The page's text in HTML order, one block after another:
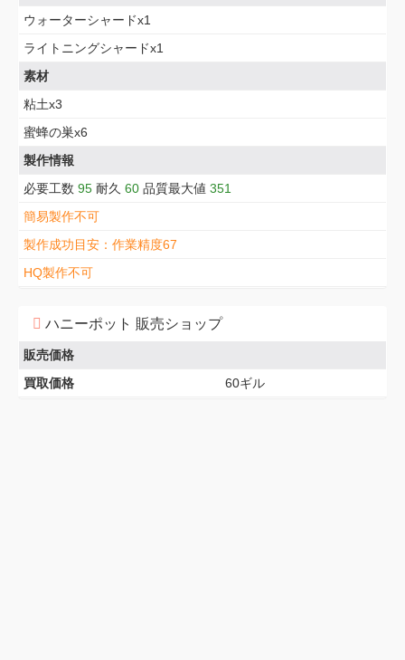
ウォーターシャードx1
ライトニングシャードx1
素材
粘土x3
蜜蜂の巣x6
製作情報
必要工数 95 耐久 60 品質最大値 351
簡易製作不可
製作成功目安：作業精度67
HQ製作不可
ハニーポット 販売ショップ
販売価格
買取価格
60ギル